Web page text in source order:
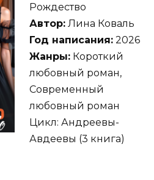
Рождество
Автор: Лина Коваль
Год написания: 2026
Жанры: Короткий
любовный роман,
Современный
любовный роман
Цикл: Андреевы-
Авдеевы (3 книга)